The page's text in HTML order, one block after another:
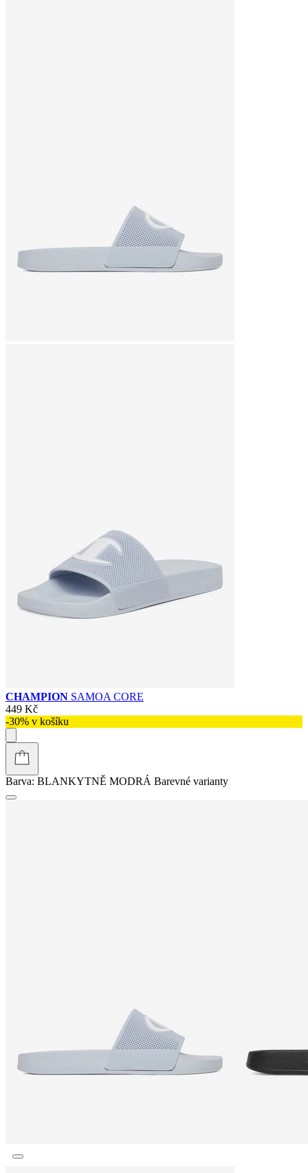
CHAMPION SAMOA CORE
449 Kč
-30% v košíku
Barva: BLANKYTNĚ MODRÁ Barevné varianty